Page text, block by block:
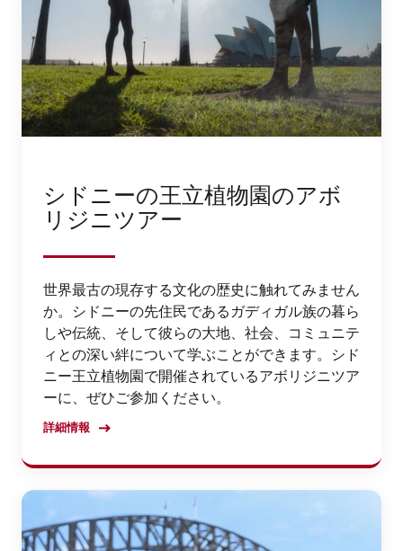
シドニーの王立植物園のアボ
リジニツアー
世界最古の現存する文化の歴史に触れてみません
か。シドニーの先住民であるガディガル族の暮ら
しや伝統、そして彼らの大地、社会、コミュニテ
ィとの深い絆について学ぶことができます。シド
ニー王立植物園で開催されているアボリジニツア
ーに、ぜひご参加ください。
詳細情報